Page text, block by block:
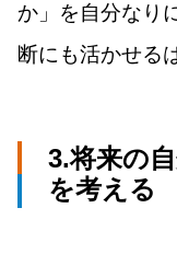
か」を自分なり
断にも活かせる
3.将来の
を考える